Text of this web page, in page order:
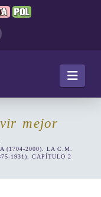
mejor
(1704-2000). LA C.M.
1931). CAPÍTULO 2